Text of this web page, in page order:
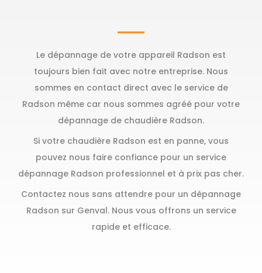
Le dépannage de votre appareil Radson est
toujours bien fait avec notre entreprise. Nous
sommes en contact direct avec le service de
Radson même car nous sommes agréé pour votre
dépannage de chaudière Radson.
Si votre chaudière Radson est en panne, vous
pouvez nous faire confiance pour un service
dépannage Radson professionnel et à prix pas cher.
Contactez nous sans attendre pour un dépannage
Radson sur Genval. Nous vous offrons un service
rapide et efficace.